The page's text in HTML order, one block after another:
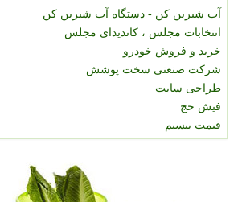
آب شیرین کن - دستگاه آب شیرین کن
انتخابات مجلس ، کاندیدای مجلس
خرید و فروش خودرو
شرکت صنعتی سخت پوشش
طراحی سایت
فیش حج
قیمت بیسیم